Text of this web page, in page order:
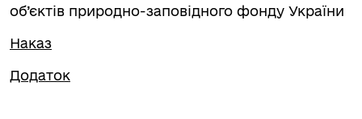
об’єктів природно-заповідного фонду України
Наказ
Додаток